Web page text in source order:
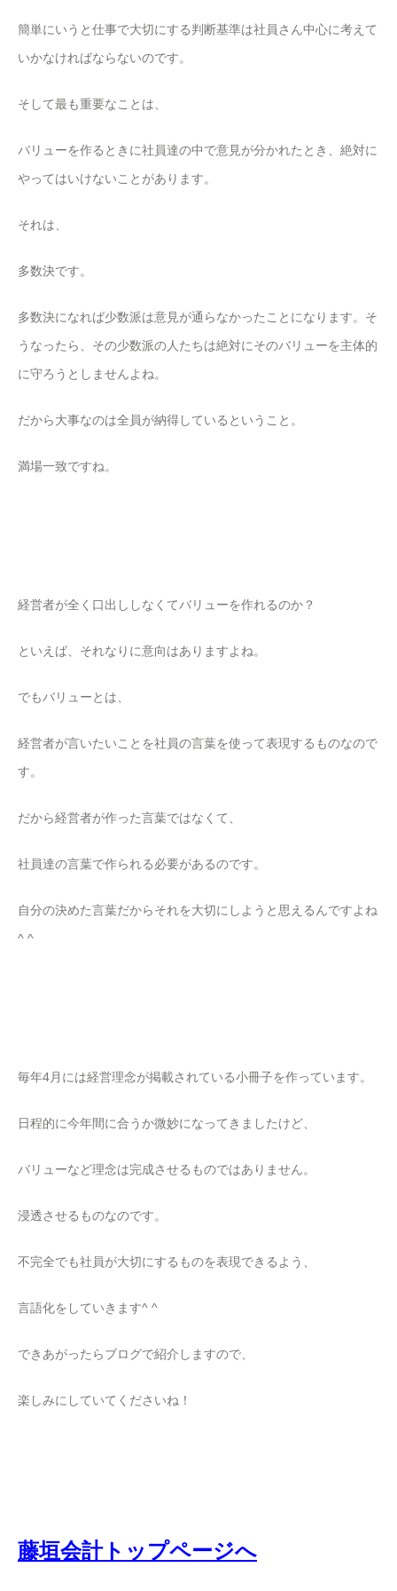
簡単にいうと仕事で大切にする判断基準は社員さん中心に考えて
いかなければならないのです。
そして最も重要なことは、
バリューを作るときに社員達の中で意見が分かれたとき、絶対に
やってはいけないことがあります。
それは、
多数決です。
多数決になれば少数派は意見が通らなかったことになります。そ
うなったら、その少数派の人たちは絶対にそのバリューを主体的
に守ろうとしませんよね。
だから大事なのは全員が納得しているということ。
満場一致ですね。
経営者が全く口出ししなくてバリューを作れるのか？
といえば、それなりに意向はありますよね。
でもバリューとは、
経営者が言いたいことを社員の言葉を使って表現するものなので
す。
だから経営者が作った言葉ではなくて、
社員達の言葉で作られる必要があるのです。
自分の決めた言葉だからそれを大切にしようと思えるんですよね
^ ^
毎年4月には経営理念が掲載されている小冊子を作っています。
日程的に今年間に合うか微妙になってきましたけど、
バリューなど理念は完成させるものではありません。
浸透させるものなのです。
不完全でも社員が大切にするものを表現できるよう、
言語化をしていきます^ ^
できあがったらブログで紹介しますので、
楽しみにしていてくださいね！
藤垣会計トップページへ